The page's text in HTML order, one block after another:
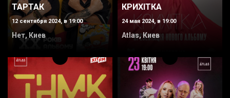
ТАРТАК
12 сентября 2024, в 19:00
Нет, Киев
КРИХІТКА
24 мая 2024, в 19:00
Atlas, Киев